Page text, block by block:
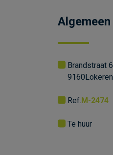
Algemeen
Lokeren
9160
Brandstraat 6
Ref.M-2474
Te huur